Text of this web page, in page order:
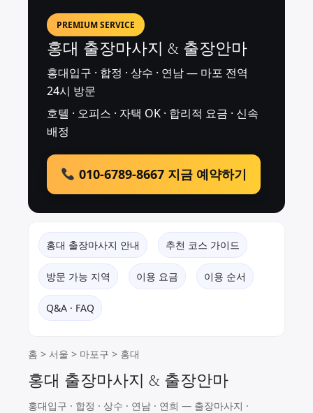
PREMIUM SERVICE
홍대 출장마사지 & 출장안마
홍대입구 · 합정 · 상수 · 연남 — 마포 전역
24시 방문
호텔 · 오피스 · 자택 OK · 합리적 요금 · 신속
배정
010-6789-8667 지금 예약하기
홍대 출장마사지 안내 추천 코스 가이드
방문 가능 지역 이용 요금 이용 순서
Q&A · FAQ
홈 > 서울 > 마포구 > 홍대
홍대 출장마사지 & 출장안마
홍대입구 · 합정 · 상수 · 연남 · 연희 — 출장마사지 ·